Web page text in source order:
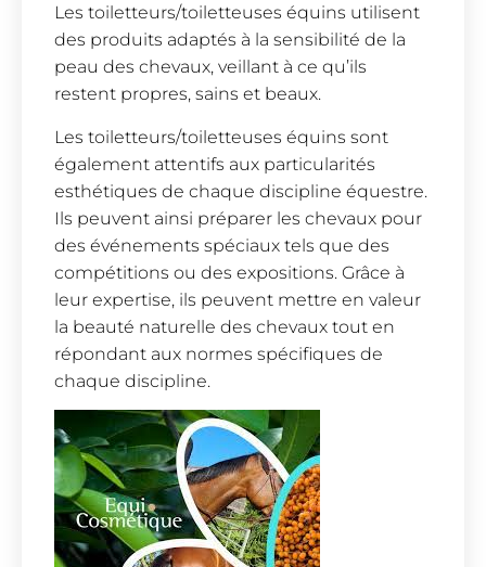
Les toiletteurs/toiletteuses équins utilisent
des produits adaptés à la sensibilité de la
peau des chevaux, veillant à ce qu’ils
restent propres, sains et beaux.
Les toiletteurs/toiletteuses équins sont
également attentifs aux particularités
esthétiques de chaque discipline équestre.
Ils peuvent ainsi préparer les chevaux pour
des événements spéciaux tels que des
compétitions ou des expositions. Grâce à
leur expertise, ils peuvent mettre en valeur
la beauté naturelle des chevaux tout en
répondant aux normes spécifiques de
chaque discipline.